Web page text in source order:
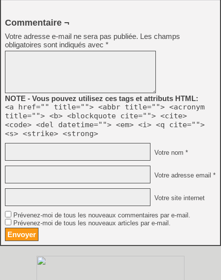
Commentaire ¬
Votre adresse e-mail ne sera pas publiée. Les champs
obligatoires sont indiqués avec *
NOTE - Vous pouvez utilisez ces tags et attributs HTML:
<a href="" title=""> <abbr title=""> <acronym
title=""> <b> <blockquote cite=""> <cite>
<code> <del datetime=""> <em> <i> <q cite="">
<s> <strike> <strong>
Votre nom *
Votre adresse email *
Votre site internet
Prévenez-moi de tous les nouveaux commentaires par e-mail.
Prévenez-moi de tous les nouveaux articles par e-mail.